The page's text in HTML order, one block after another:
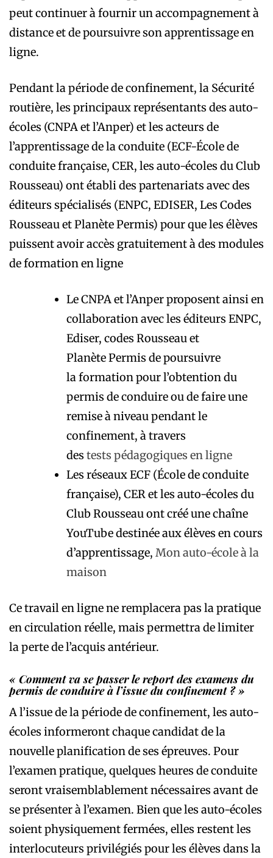
peut continuer à fournir un accompagnement à
distance et de poursuivre son apprentissage en
ligne.
Pendant la période de confinement, la Sécurité
routière, les principaux représentants des auto-
écoles (CNPA et l’Anper) et les acteurs de
l’apprentissage de la conduite (ECF-École de
conduite française, CER, les auto-écoles du Club
Rousseau) ont établi des partenariats avec des
éditeurs spécialisés (ENPC, EDISER, Les Codes
Rousseau et Planète Permis) pour que les élèves
puissent avoir accès gratuitement à des modules
de formation en ligne
Le CNPA et l’Anper proposent ainsi en
collaboration avec les éditeurs ENPC,
Ediser, codes Rousseau et
Planète Permis de poursuivre
la formation pour l’obtention du
permis de conduire ou de faire une
remise à niveau pendant le
confinement, à travers
des tests pédagogiques en ligne
Les réseaux ECF (École de conduite
française), CER et les auto-écoles du
Club Rousseau ont créé une chaîne
YouTube destinée aux élèves en cours
d’apprentissage, Mon auto-école à la
maison
Ce travail en ligne ne remplacera pas la pratique
en circulation réelle, mais permettra de limiter
la perte de l’acquis antérieur.
« Comment va se passer le report des examens du
permis de conduire à l’issue du confinement ? »
A l’issue de la période de confinement, les auto-
écoles informeront chaque candidat de la
nouvelle planification de ses épreuves. Pour
l’examen pratique, quelques heures de conduite
seront vraisemblablement nécessaires avant de
se présenter à l’examen. Bien que les auto-écoles
soient physiquement fermées, elles restent les
interlocuteurs privilégiés pour les élèves dans la